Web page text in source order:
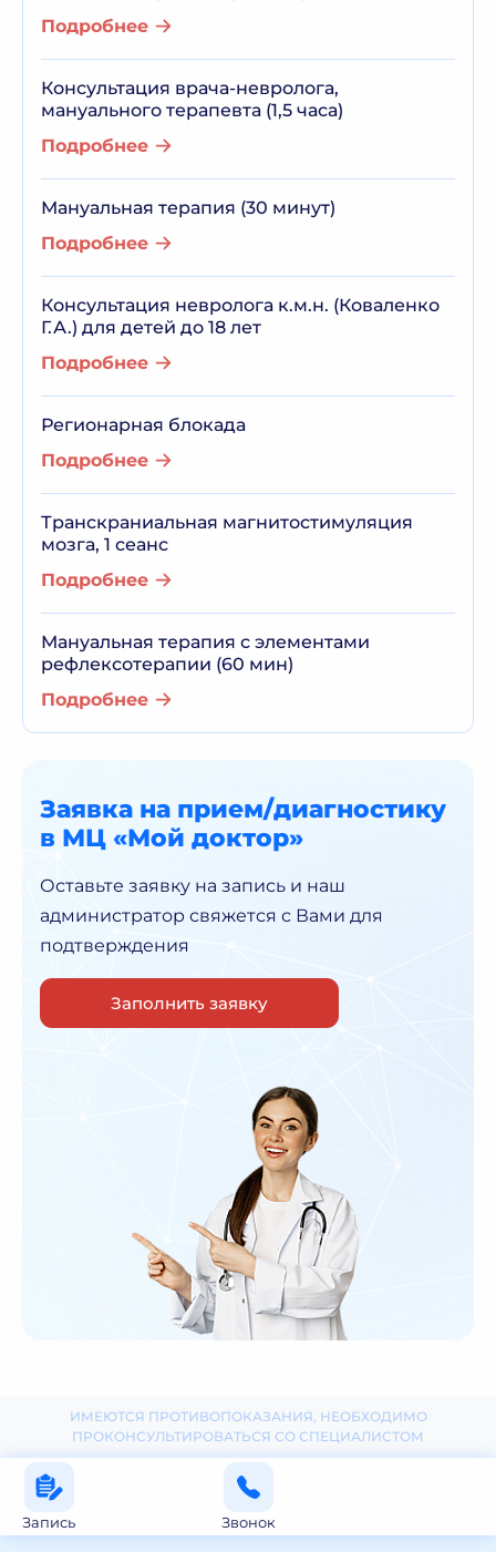
Подробнее
Консультация врача-невролога,
мануального терапевта (1,5 часа)
Подробнее
Мануальная терапия (30 минут)
Подробнее
Консультация невролога к.м.н. (Коваленко
Г.А.) для детей до 18 лет
Подробнее
Регионарная блокада
Подробнее
Транскраниальная магнитостимуляция
мозга, 1 сеанс
Подробнее
Мануальная терапия с элементами
рефлексотерапии (60 мин)
Подробнее
Заявка на прием/диагностику
в МЦ «Мой доктор»
Оставьте заявку на запись и наш
администратор свяжется с Вами для
подтверждения
Заполнить заявку
ИМЕЮТСЯ ПРОТИВОПОКАЗАНИЯ, НЕОБХОДИМО
ПРОКОНСУЛЬТИРОВАТЬСЯ СО СПЕЦИАЛИСТОМ
Запись Звонок